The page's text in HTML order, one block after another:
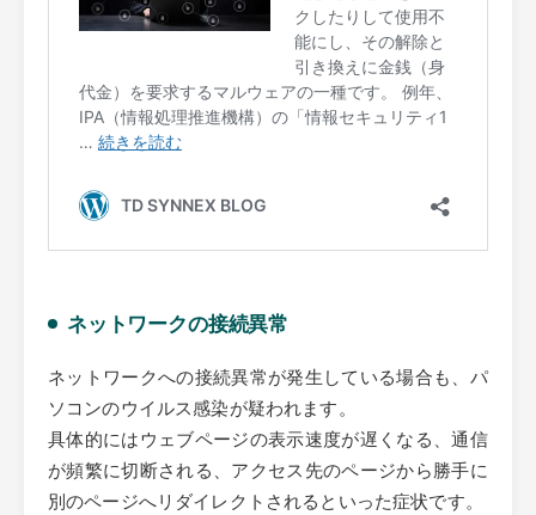
ネットワークの接続異常
ネットワークへの接続異常が発生している場合も、パ
ソコンのウイルス感染が疑われます。
具体的にはウェブページの表示速度が遅くなる、通信
が頻繁に切断される、アクセス先のページから勝手に
別のページへリダイレクトされるといった症状です。